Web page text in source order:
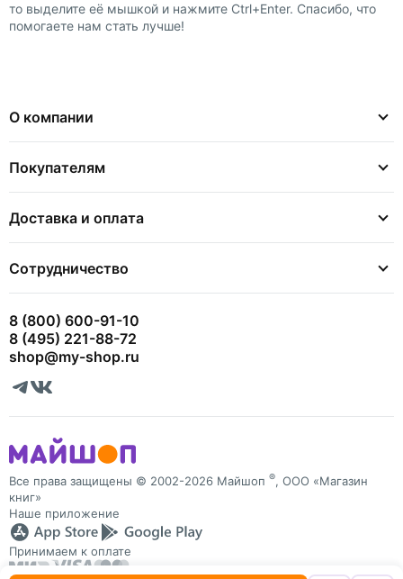
то выделите её мышкой и нажмите Ctrl+Enter. Спасибо, что
помогаете нам стать лучше!
О компании
Покупателям
Доставка и оплата
Сотрудничество
8 (800) 600-91-10
8 (495) 221-88-72
shop@my-shop.ru
Все права защищены © 2002-2026 Майшоп ®, ООО «Магазин
книг»
Наше приложение
Принимаем к оплате